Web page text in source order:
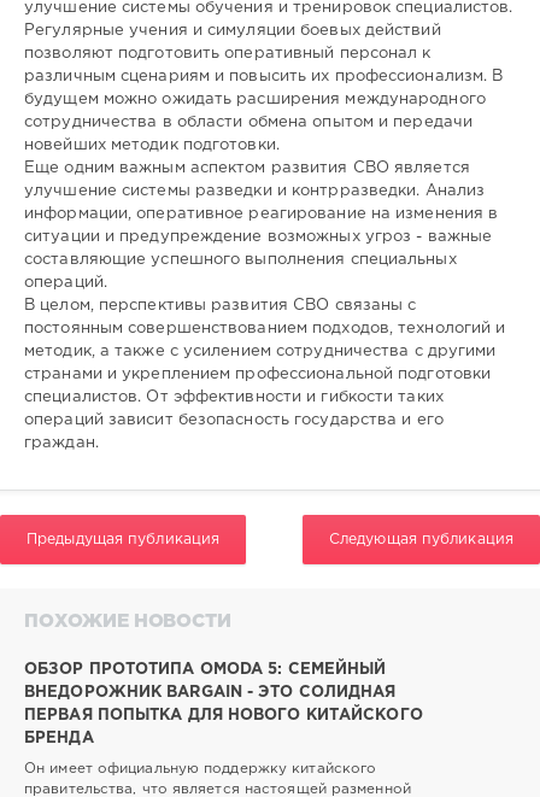
улучшение системы обучения и тренировок специалистов.
Регулярные учения и симуляции боевых действий
позволяют подготовить оперативный персонал к
различным сценариям и повысить их профессионализм. В
будущем можно ожидать расширения международного
сотрудничества в области обмена опытом и передачи
новейших методик подготовки.
Еще одним важным аспектом развития СВО является
улучшение системы разведки и контрразведки. Анализ
информации, оперативное реагирование на изменения в
ситуации и предупреждение возможных угроз - важные
составляющие успешного выполнения специальных
операций.
В целом, перспективы развития СВО связаны с
постоянным совершенствованием подходов, технологий и
методик, а также с усилением сотрудничества с другими
странами и укреплением профессиональной подготовки
специалистов. От эффективности и гибкости таких
операций зависит безопасность государства и его
граждан.
Предыдущая публикация Следующая публикация
ПОХОЖИЕ НОВОСТИ
ОБЗОР ПРОТОТИПА OMODA 5: СЕМЕЙНЫЙ
ВНЕДОРОЖНИК BARGAIN - ЭТО СОЛИДНАЯ
ПЕРВАЯ ПОПЫТКА ДЛЯ НОВОГО КИТАЙСКОГО
БРЕНДА
Он имеет официальную поддержку китайского
правительства, что является настоящей разменной